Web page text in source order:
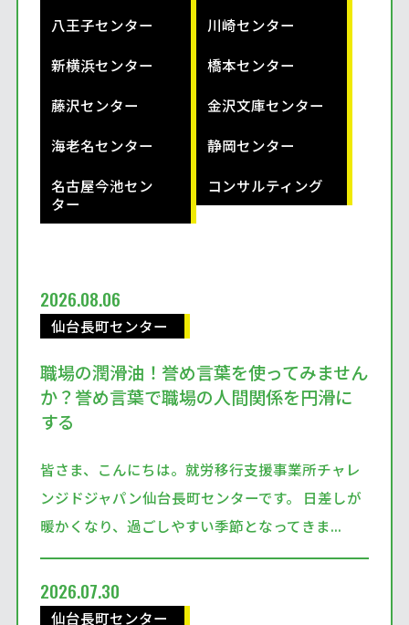
八王子センター
川崎センター
新横浜センター
橋本センター
藤沢センター
金沢文庫センター
海老名センター
静岡センター
名古屋今池セン
ター
コンサルティング
2026.08.06
仙台長町センター
職場の潤滑油！誉め言葉を使ってみません
か？誉め言葉で職場の人間関係を円滑に
する
皆さま、こんにちは。就労移行支援事業所チャレ
ンジドジャパン仙台長町センターです。 日差しが
暖かくなり、過ごしやすい季節となってきま...
2026.07.30
仙台長町センター